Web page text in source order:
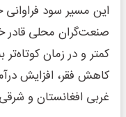
این مسیر سود فراوانی
صنعت‌گران محلی قادر
کمتر و در زمان
کاهش فقر، افزایش
غربی افغانستان و